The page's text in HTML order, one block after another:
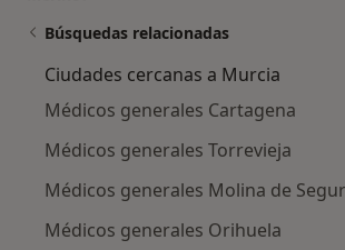
Búsquedas relacionadas
Ciudades cercanas a Murcia
Médicos generales Cartagena
Médicos generales Torrevieja
Médicos generales Molina de
Médicos generales Orihuela